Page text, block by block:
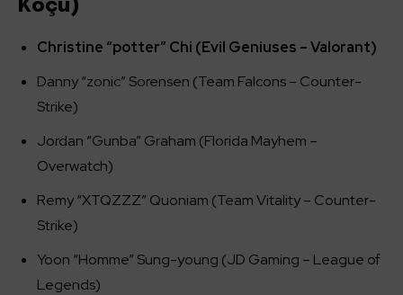
Koçu)
Christine “potter” Chi (Evil Geniuses – Valorant)
Danny “zonic” Sorensen (Team Falcons – Counter-
Strike)
Jordan “Gunba” Graham (Florida Mayhem –
Overwatch)
Remy “XTQZZZ” Quoniam (Team Vitality – Counter-
Strike)
Yoon “Homme” Sung-young (JD Gaming – League of
Legends)